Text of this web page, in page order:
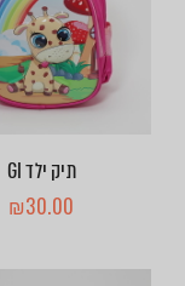
תיק ילד GI
₪30.00